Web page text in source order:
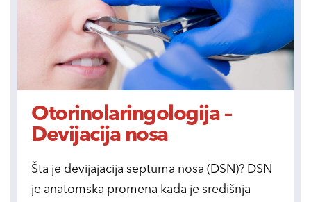
Otorinolaringologija –
Devijacija nosa
Šta je devijajacija septuma nosa (DSN)? DSN
je anatomska promena kada je središnja